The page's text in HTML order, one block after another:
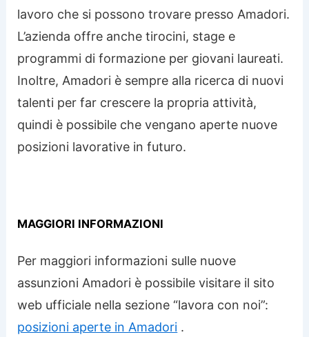
lavoro che si possono trovare presso Amadori.
L’azienda offre anche tirocini, stage e
programmi di formazione per giovani laureati.
Inoltre, Amadori è sempre alla ricerca di nuovi
talenti per far crescere la propria attività,
quindi è possibile che vengano aperte nuove
posizioni lavorative in futuro.
MAGGIORI INFORMAZIONI
Per maggiori informazioni sulle nuove
assunzioni Amadori è possibile visitare il sito
web ufficiale nella sezione “lavora con noi”:
posizioni aperte in Amadori .